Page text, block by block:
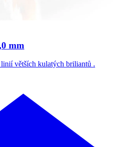
mm
větších kulatých briliantů .